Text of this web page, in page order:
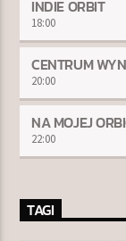
INDIE ORBIT
18:00
CENTRUM
20:00
NA MOJEJ
22:00
TAGI